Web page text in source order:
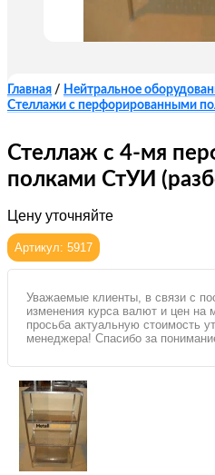
Главная / Нейтральное
Стеллажи с перфорированными
Стеллаж с 4-мя
полками СтУИ
Цену уточняйте
Артикул: 5917
Уважаемые клиенты, в связи с
изменения курса валют и цен на
просьба актуальную стоимость
менеджера! Спасибо за